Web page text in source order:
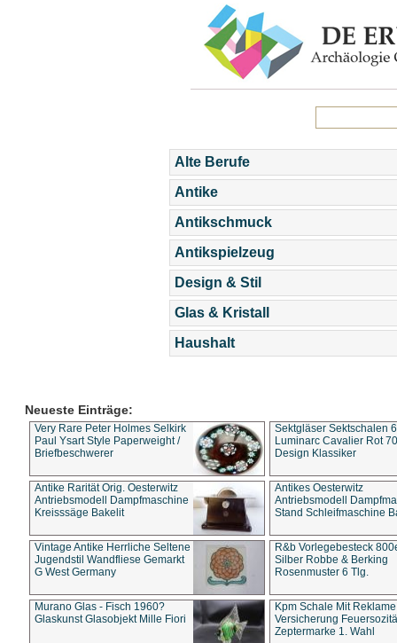
Alte Berufe
Antike
Antikschmuck
Antikspielzeug
Design & Stil
Glas & Kristall
Haushalt
Neueste Einträge:
Very Rare Peter Holmes Selkirk
Paul Ysart Style Paperweight /
Briefbeschwerer
Sektgläser Sektschalen
Luminarc Cavalier Rot
Design Klassiker
Antike Rarität Orig. Oesterwitz
Antriebsmodell Dampfmaschine
Kreisssäge Bakelit
Antikes Oesterwitz
Antriebsmodell
Stand Schleifmaschine
Vintage Antike Herrliche Seltene
Jugendstil Wandfliese Gemarkt
G West Germany
R&b Vorlegebesteck
Silber Robbe & Berking
Rosenmuster 6 Tlg.
Murano Glas - Fisch 1960?
Glaskunst Glasobjekt Mille Fiori
Kpm Schale Mit Reklame
Versicherung
Zeptermarke 1. Wahl